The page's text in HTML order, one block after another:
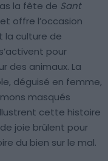
la fête de Sant
et offre l’occasion
la culture de
pour
des animaux. La
déguisé en femme,
masqués
cette histoire
joie brûlent pour
du bien sur le mal.